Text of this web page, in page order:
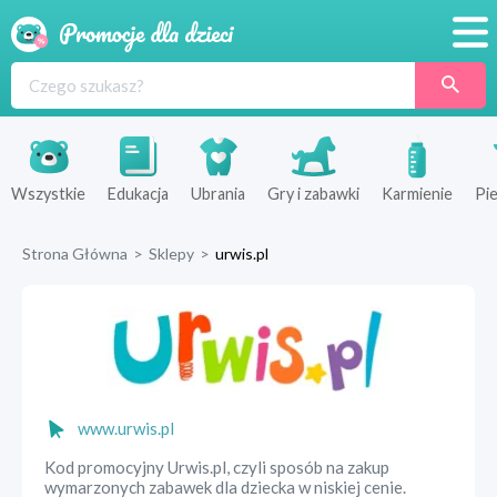
Produkty
Sklepy
Wszystkie Edukacja Ubrania Gry i zabawki Karmienie
Strona Główna > Sklepy > urwis.pl
www.urwis.pl
Kod promocyjny Urwis.pl, czyli sposób na zakup
wymarzonych zabawek dla dziecka w niskiej cenie.